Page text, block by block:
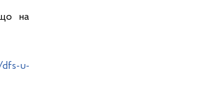
що на
u-